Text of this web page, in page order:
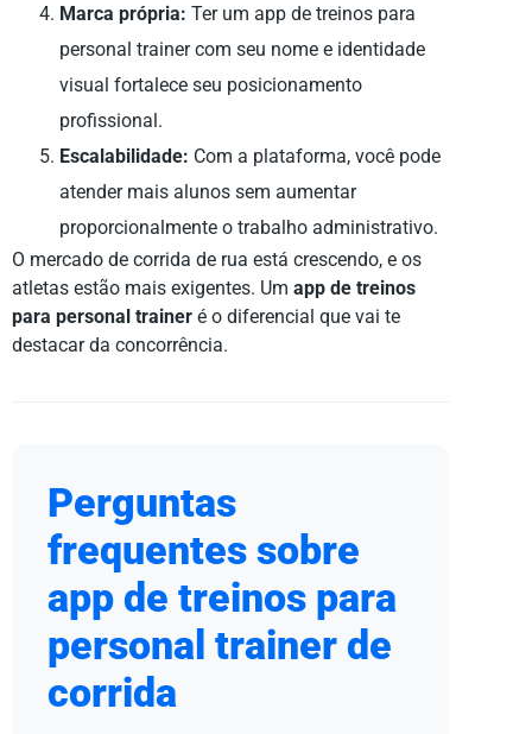
Marca própria: Ter um app de treinos para
personal trainer com seu nome e identidade
visual fortalece seu posicionamento
profissional.
Escalabilidade: Com a plataforma, você pode
atender mais alunos sem aumentar
proporcionalmente o trabalho administrativo.
O mercado de corrida de rua está crescendo, e os
atletas estão mais exigentes. Um app de treinos
para personal trainer é o diferencial que vai te
destacar da concorrência.
Perguntas
frequentes sobre
app de treinos para
personal trainer de
corrida